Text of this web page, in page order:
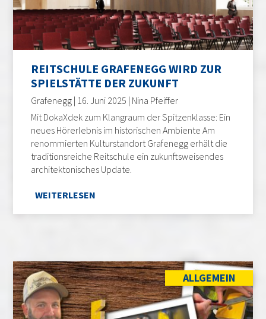
REITSCHULE GRAFENEGG WIRD ZUR
SPIELSTÄTTE DER ZUKUNFT
Grafenegg | 16. Juni 2025 | Nina Pfeiffer
Mit DokaXdek zum Klangraum der Spitzenklasse: Ein
neues Hörerlebnis im historischen Ambiente Am
renommierten Kulturstandort Grafenegg erhält die
traditionsreiche Reitschule ein zukunftsweisendes
architektonisches Update.
WEITERLESEN
ALLGEMEIN